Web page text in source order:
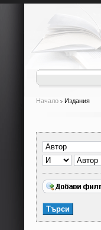
Начало Издания